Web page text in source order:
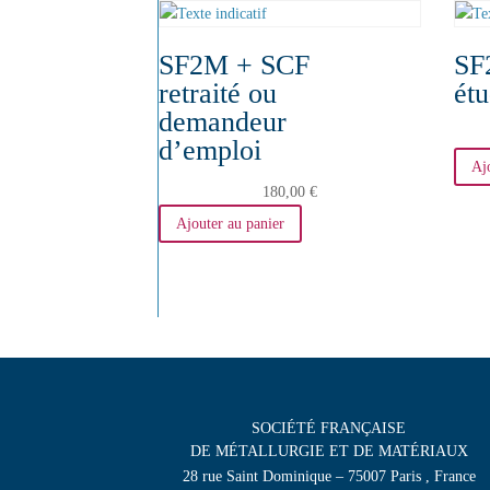
SF2M + SCF
retraité ou
demandeur
d’emploi
180,00€
Ajouter au panier
SOCIÉTÉ FRANÇAISE
DE MÉTALLURGIE ET DE MATÉRIAUX
28 rue Saint Dominique – 75007 Paris , France